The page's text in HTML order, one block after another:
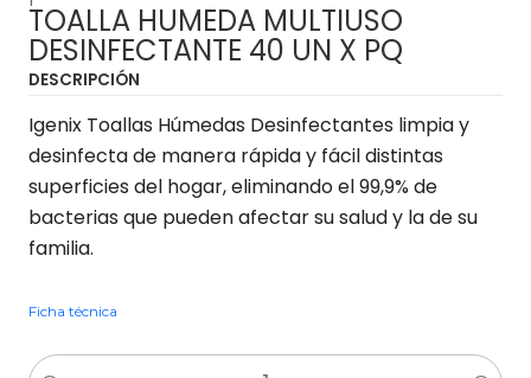
TOALLA HUMEDA MULTIUSO
DESINFECTANTE 40 UN X PQ
DESCRIPCIÓN
Igenix Toallas Húmedas Desinfectantes limpia y
desinfecta de manera rápida y fácil distintas
superficies del hogar, eliminando el 99,9% de
bacterias que pueden afectar su salud y la de su
familia.
Ficha técnica